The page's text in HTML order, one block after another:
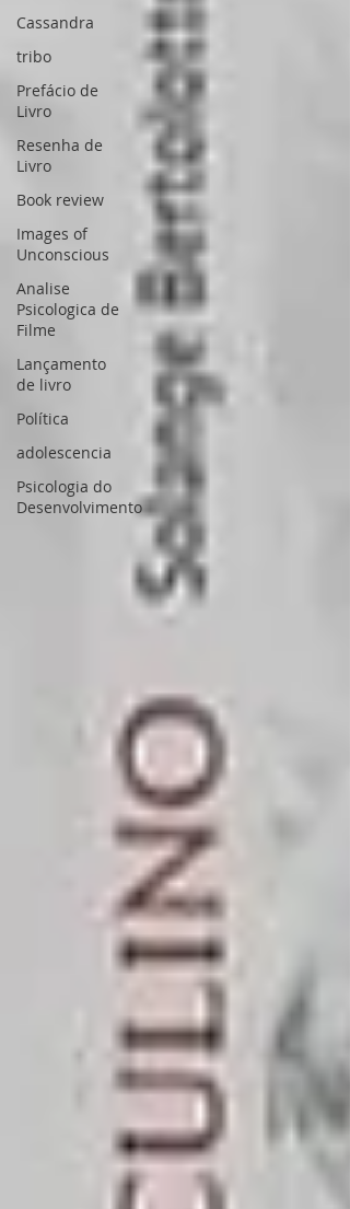
Cassandra
tribo
Prefácio de
Livro
Resenha de
Livro
Book review
Images of
Unconscious
Analise
Psicologica de
Filme
Lançamento
de livro
Política
adolescencia
Psicologia do
Desenvolvimento